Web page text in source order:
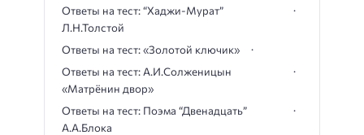
Ответы на тест: “Хаджи-Мурат”
Л.Н.Толстой
Ответы на тест: «Золотой ключик»
Ответы на тест: А.И.Солженицын
«Матрёнин двор»
Ответы на тест: Поэма “Двенадцать”
А.А.Блока